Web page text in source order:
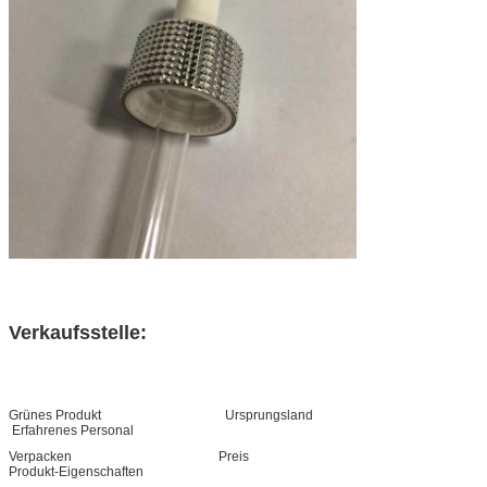
Verkaufsstelle:
Grünes Produkt Ursprungsland
Erfahrenes Personal
Verpacken Preis
Produkt-Eigenschaften